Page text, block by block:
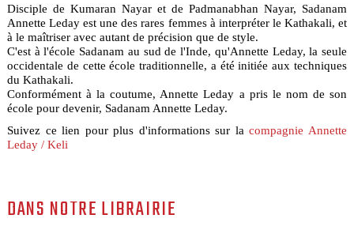
Disciple de Kumaran Nayar et de Padmanabhan Nayar, Sadanam
Annette Leday est une des rares femmes à interpréter le Kathakali, et
à le maîtriser avec autant de précision que de style.
C'est à l'école Sadanam au sud de l'Inde, qu'Annette Leday, la seule
occidentale de cette école traditionnelle, a été initiée aux techniques
du Kathakali.
Conformément à la coutume, Annette Leday a pris le nom de son
école pour devenir, Sadanam Annette Leday.
Suivez ce lien pour plus d'informations sur lacompagnie Annette
Leday / Keli
DANS NOTRE LIBRAIRIE